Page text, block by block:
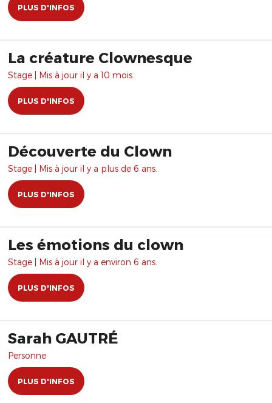
PLUS D'INFOS
La créature Clownesque
Stage | Mis à jour il y a 10 mois.
PLUS D'INFOS
Découverte du Clown
Stage | Mis à jour il y a plus de 6 ans.
PLUS D'INFOS
Les émotions du clown
Stage | Mis à jour il y a environ 6 ans.
PLUS D'INFOS
Sarah GAUTRÉ
Personne
PLUS D'INFOS